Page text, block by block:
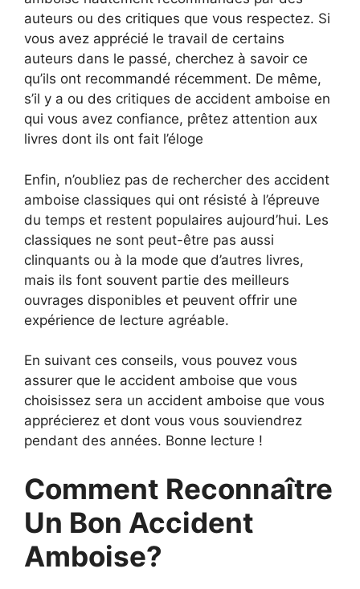
auteurs ou des critiques que vous respectez. Si
vous avez apprécié le travail de certains
auteurs dans le passé, cherchez à savoir ce
qu’ils ont recommandé récemment. De même,
s’il y a ou des critiques de accident amboise en
qui vous avez confiance, prêtez attention aux
livres dont ils ont fait l’éloge
Enfin, n’oubliez pas de rechercher des accident
amboise classiques qui ont résisté à l’épreuve
du temps et restent populaires aujourd’hui. Les
classiques ne sont peut-être pas aussi
clinquants ou à la mode que d’autres livres,
mais ils font souvent partie des meilleurs
ouvrages disponibles et peuvent offrir une
expérience de lecture agréable.
En suivant ces conseils, vous pouvez vous
assurer que le accident amboise que vous
choisissez sera un accident amboise que vous
apprécierez et dont vous vous souviendrez
pendant des années. Bonne lecture !
Comment Reconnaître
Un Bon Accident
Amboise?